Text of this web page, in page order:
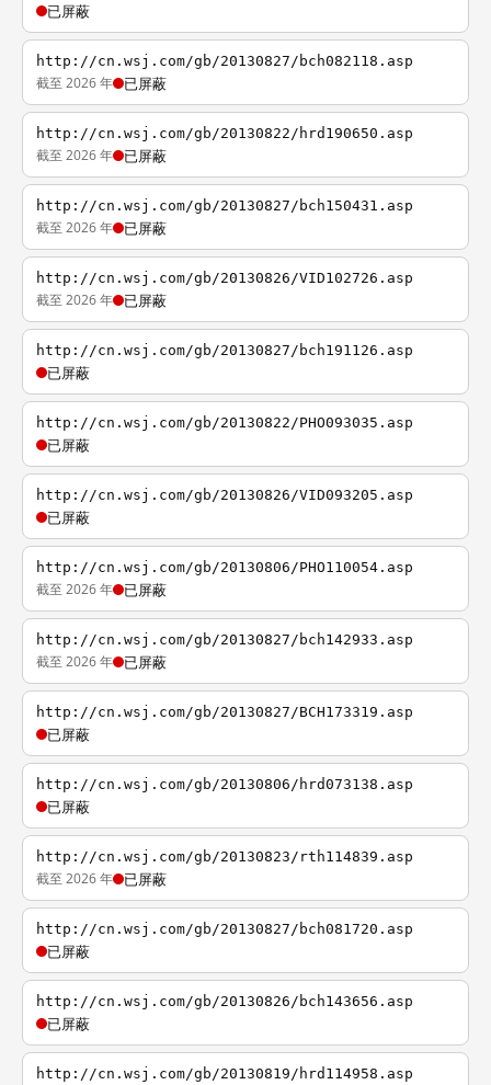
已屏蔽
http://cn.wsj.com/gb/20130827/bch082118.asp
截至 2026 年 已屏蔽
http://cn.wsj.com/gb/20130822/hrd190650.asp
截至 2026 年 已屏蔽
http://cn.wsj.com/gb/20130827/bch150431.asp
截至 2026 年 已屏蔽
http://cn.wsj.com/gb/20130826/VID102726.asp
截至 2026 年 已屏蔽
http://cn.wsj.com/gb/20130827/bch191126.asp
已屏蔽
http://cn.wsj.com/gb/20130822/PHO093035.asp
已屏蔽
http://cn.wsj.com/gb/20130826/VID093205.asp
已屏蔽
http://cn.wsj.com/gb/20130806/PHO110054.asp
截至 2026 年 已屏蔽
http://cn.wsj.com/gb/20130827/bch142933.asp
截至 2026 年 已屏蔽
http://cn.wsj.com/gb/20130827/BCH173319.asp
已屏蔽
http://cn.wsj.com/gb/20130806/hrd073138.asp
已屏蔽
http://cn.wsj.com/gb/20130823/rth114839.asp
截至 2026 年 已屏蔽
http://cn.wsj.com/gb/20130827/bch081720.asp
已屏蔽
http://cn.wsj.com/gb/20130826/bch143656.asp
已屏蔽
http://cn.wsj.com/gb/20130819/hrd114958.asp